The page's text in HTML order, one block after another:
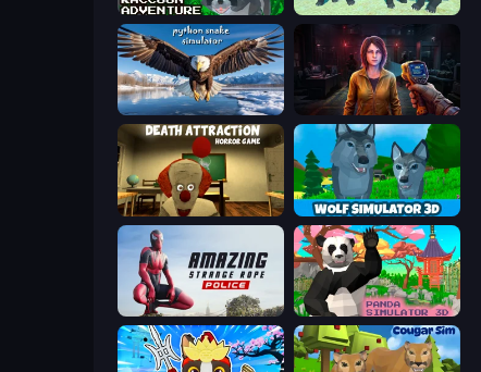
Raccoon Adventure: City Simulator 3D Panther Family Simulator 3D
Python Snake Simulator Survival Zone Zombie Outbreak
Death Attraction: Horror Game Wolf Simulator: Wild Animals 3D
Amazing Strange Rope Police Panda Simulator 3D